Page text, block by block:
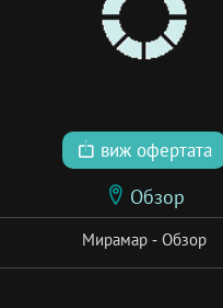
виж офертата
Обзор
Мирамар - Обзор